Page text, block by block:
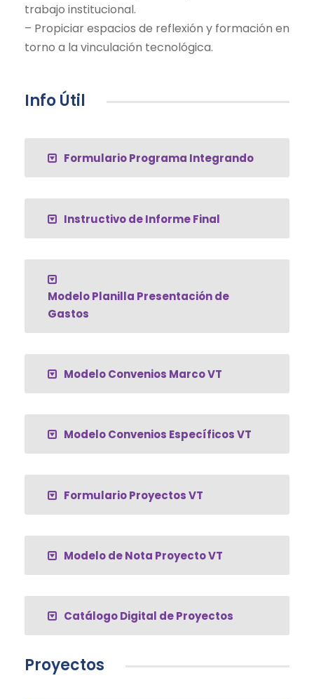
trabajo institucional.
– Propiciar espacios de reflexión y formación en
torno a la vinculación tecnológica.
Info Útil
Formulario Programa Integrando
Instructivo de Informe Final
Modelo Planilla Presentación de
Gastos
Modelo Convenios Marco VT
Modelo Convenios Específicos VT
Formulario Proyectos VT
Modelo de Nota Proyecto VT
Catálogo Digital de Proyectos
Proyectos